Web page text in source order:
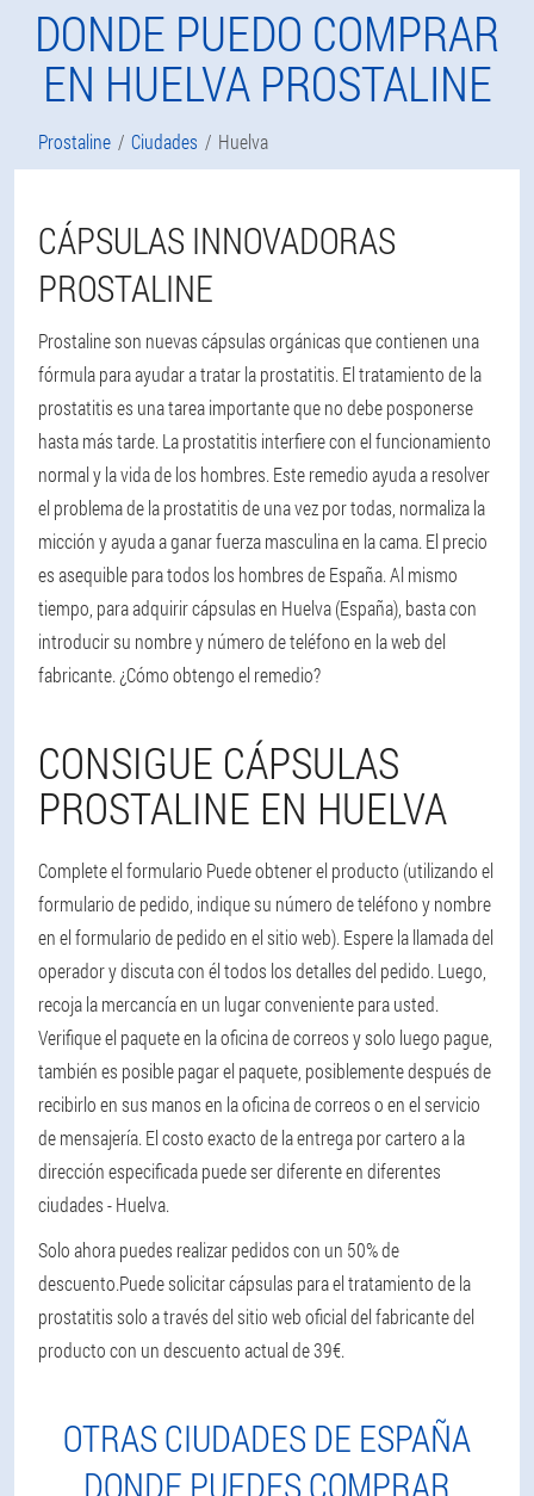
DONDE PUEDO COMPRAR
EN HUELVA PROSTALINE
Prostaline Ciudades Huelva
CÁPSULAS INNOVADORAS
PROSTALINE
Prostaline son nuevas cápsulas orgánicas que contienen una
fórmula para ayudar a tratar la prostatitis. El tratamiento de la
prostatitis es una tarea importante que no debe posponerse
hasta más tarde. La prostatitis interfiere con el funcionamiento
normal y la vida de los hombres. Este remedio ayuda a resolver
el problema de la prostatitis de una vez por todas, normaliza la
micción y ayuda a ganar fuerza masculina en la cama. El precio
es asequible para todos los hombres de España. Al mismo
tiempo, para adquirir cápsulas en Huelva (España), basta con
introducir su nombre y número de teléfono en la web del
fabricante. ¿Cómo obtengo el remedio?
CONSIGUE CÁPSULAS
PROSTALINE EN HUELVA
Complete el formulario Puede obtener el producto (utilizando el
formulario de pedido, indique su número de teléfono y nombre
en el formulario de pedido en el sitio web). Espere la llamada del
operador y discuta con él todos los detalles del pedido. Luego,
recoja la mercancía en un lugar conveniente para usted.
Verifique el paquete en la oficina de correos y solo luego pague,
también es posible pagar el paquete, posiblemente después de
recibirlo en sus manos en la oficina de correos o en el servicio
de mensajería. El costo exacto de la entrega por cartero a la
dirección especificada puede ser diferente en diferentes
ciudades - Huelva.
Solo ahora puedes realizar pedidos con un 50% de
descuento.Puede solicitar cápsulas para el tratamiento de la
prostatitis solo a través del sitio web oficial del fabricante del
producto con un descuento actual de 39€.
OTRAS CIUDADES DE ESPAÑA
DONDE PUEDES COMPRAR